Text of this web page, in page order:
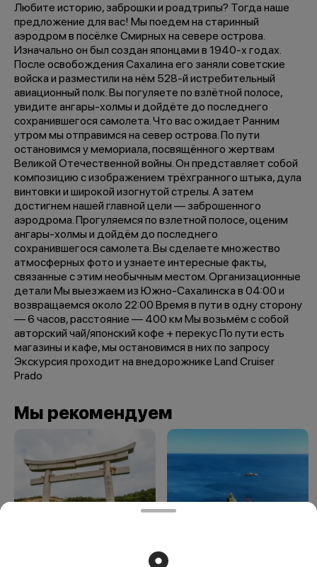
Любите историю, заброшки и роадтрипы? Тогда наше
предложение для вас! Мы поедем на старинный
аэродром в посёлке Смирных на севере острова.
Изначально он был создан японцами в 1940-х годах.
После освобождения Сахалина его заняли советские
войска и разместили на нём 528-й истребительный
авиационный полк. Вы погуляете по взлётной полосе,
увидите ангары-холмы и дойдёте до последнего
сохранившегося самолета. Что вас ожидает Ранним
утром мы отправимся на север острова. По пути
остановимся у мемориала, посвящённого жертвам
Великой Отечественной войны. Он представляет собой
композицию с изображением трёхгранного штыка, дула
винтовки и широкой изогнутой стрелы. А затем
достигнем нашей главной цели — заброшенного
аэродрома. Прогуляемся по взлетной полосе, оценим
ангары-холмы и дойдём до последнего
сохранившегося самолета. Вы сделаете множество
атмосферных фото и узнаете интересные факты,
связанные с этим необычным местом. Организационные
детали Мы выезжаем из Южно-Сахалинска в 04:00 и
возвращаемся около 22:00 Время в пути в одну сторону
— 6 часов, расстояние — 400 км Мы возьмём с собой
авторский чай/японский кофе + перекус По пути есть
магазины и кафе, мы остановимся в них по запросу
Экскурсия проходит на внедорожнике Land Cruiser
Prado
Мы рекомендуем